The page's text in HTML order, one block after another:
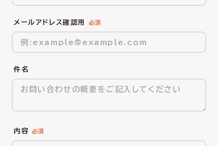
メールアドレス確認用
件名
内容